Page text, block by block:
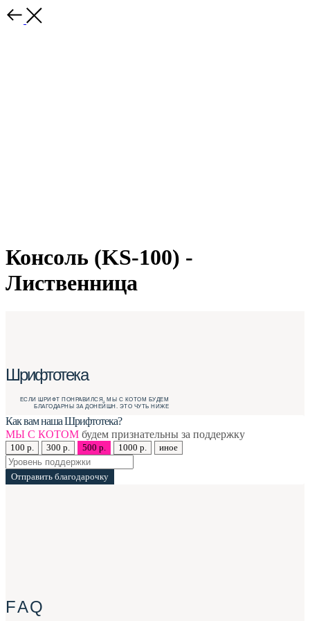
Консоль (KS-100) -
Лиственница
Шрифтотека
ЕСЛИ ШРИФТ ПОНРАВИЛСЯ, МЫ С КОТОМ БУДЕМ
БЛАГОДАРНЫ ЗА ДОНЕЙШН. ЭТО ЧУТЬ НИЖЕ
Как вам наша Шрифтотека?
МЫ С КОТОМ будем признательны за поддержку
100 р. 300 р. 500 р. 1000 р. иное
Отправить благодарочку
F A Q